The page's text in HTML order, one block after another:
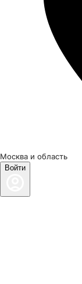
Москва и область
Войти